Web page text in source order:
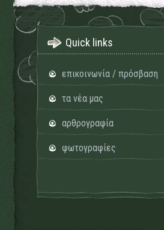
Quick links
επικοινωνία / πρόσβαση
τα νέα μας
αρθρογραφία
φωτογραφίες